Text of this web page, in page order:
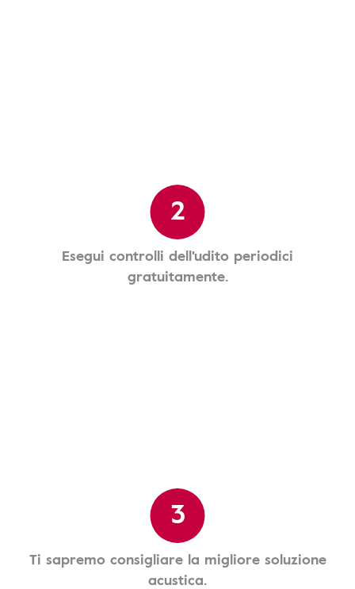
2
Esegui controlli dell'udito periodici
gratuitamente.
3
Ti sapremo consigliare la migliore soluzione
acustica.